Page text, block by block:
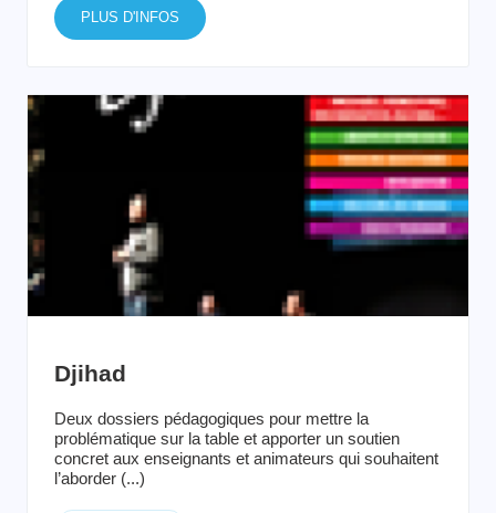
PLUS D'INFOS
Djihad
Deux dossiers pédagogiques pour mettre la
problématique sur la table et apporter un soutien
concret aux enseignants et animateurs qui souhaitent
l’aborder (...)